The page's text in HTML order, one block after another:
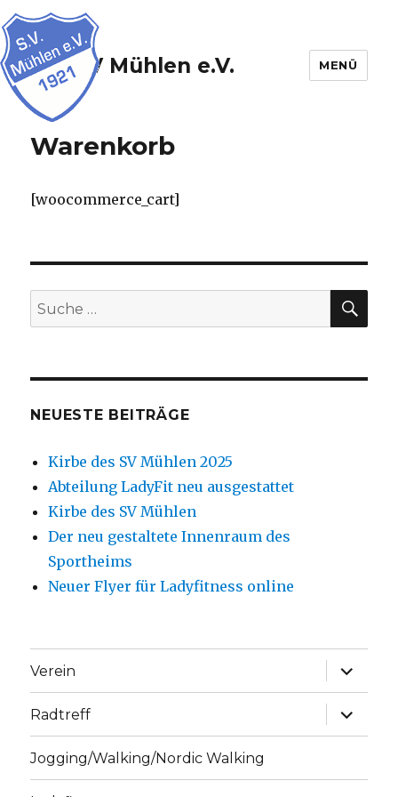
SV Mühlen e.V. MENÜ
Warenkorb
[woocommerce_cart]
Suche
nach:
NEUESTE BEITRÄGE
Kirbe des SV Mühlen 2025
Abteilung LadyFit neu ausgestattet
Kirbe des SV Mühlen
Der neu gestaltete Innenraum des
Sportheims
Neuer Flyer für Ladyfitness online
Verein
Radtreff
Jogging/Walking/Nordic Walking